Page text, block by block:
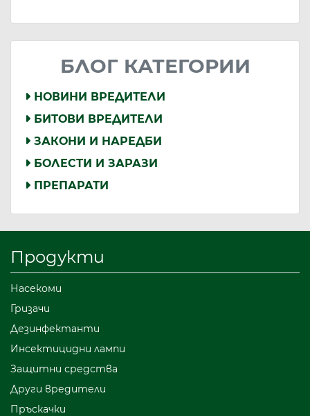
БЛОГ КАТЕГОРИИ
НОВИНИ ВРЕДИТЕЛИ
БИТОВИ ВРЕДИТЕЛИ
ЗАКОНИ И НАРЕДБИ
БОЛЕСТИ И ЗАРАЗИ
ПРЕПАРАТИ
Продукти
Насекоми
Гризачи
Дезинфектанти
Инсектицидни лампи
Защитни средства
Други вредители
Пръскачки